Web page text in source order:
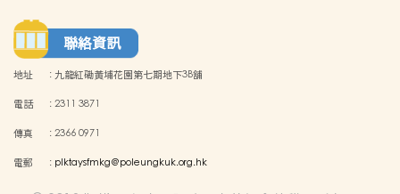
聯絡資訊
地址 : 九龍紅磡黃埔花園第七期地下3B舖
電話 :2311 3871
傳真 :2366 0971
電郵 : plktaysfmkg@poleungkuk.org.hk